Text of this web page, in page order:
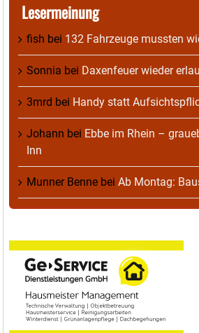
Lesermeinung
fish bei 132 Fahrzeuge mussten
Sonnia bei Daxenfeuer wieder
3mrd bei Handy statt
Johann bei Ebbe im Rhein –
Inn
Munner Benne bei Ab Montag: